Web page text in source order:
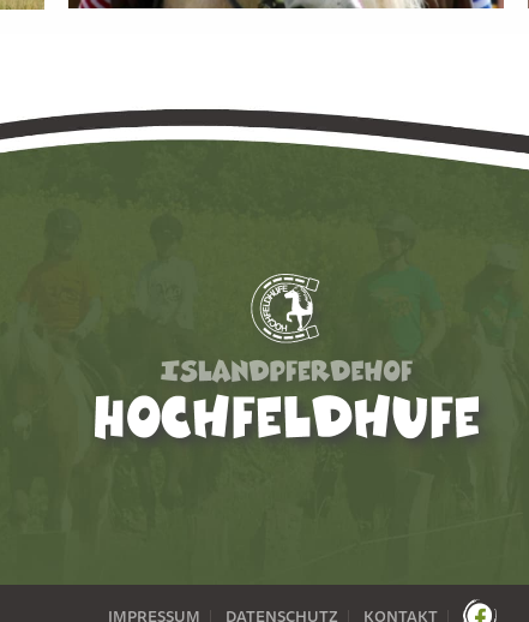
IMPRESSUM DATENSCHUTZ KONTAKT